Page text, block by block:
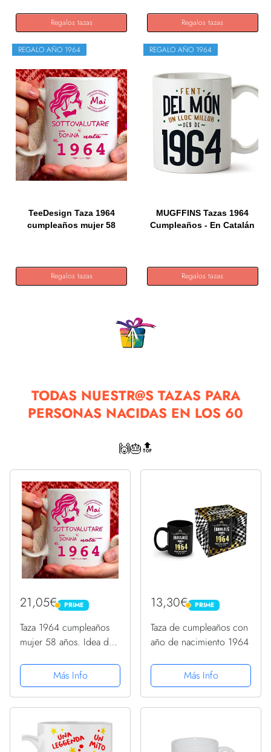
Regalos tazas Regalos tazas
REGALO AÑO 1964
TeeDesign Taza 1964
cumpleaños mujer 58
Regalos tazas
REGALO AÑO 1964
MUGFFINS Tazas 1964
Cumpleaños - En Catalán
Regalos tazas
TODAS NUESTR@S TAZAS PARA
PERSONAS NACIDAS EN LOS 60
🙌🎂🔝
21,05€ PRIME
PRIME
Taza 1964 cumpleaños
mujer 58 años. Idea de
infravalorar a una mujer
nacida en 1964
Más Info
13,30€ PRIME
PRIME
Taza de cumpleaños con
año de nacimiento 1964
Más Info